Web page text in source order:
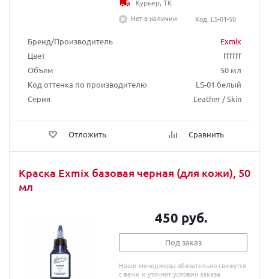
Бренд/Производитель
Exmix
Цвет
ffffff
Объем
50 мл
Код оттенка по производителю
LS-01 белый
Серия
Leather / Skin
Отложить Сравнить
Курьер, ТК
Нет в наличии
Код: LS-01-50
Краска Exmix базовая черная (для кожи), 50
мл
450 руб.
Под заказ
Наши менеджеры обязательно свяжутся
с вами и уточнят условия заказа